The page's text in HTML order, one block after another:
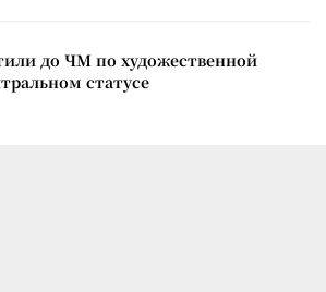
до ЧМ по художественной
статусе